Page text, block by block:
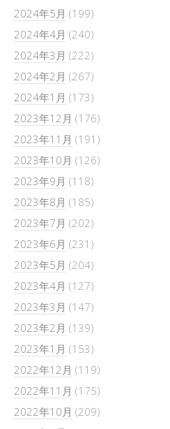
2024年5月 (199)
2024年4月 (240)
2024年3月 (222)
2024年2月 (267)
2024年1月 (173)
2023年12月 (176)
2023年11月 (191)
2023年10月 (126)
2023年9月 (118)
2023年8月 (185)
2023年7月 (202)
2023年6月 (231)
2023年5月 (204)
2023年4月 (127)
2023年3月 (147)
2023年2月 (139)
2023年1月 (153)
2022年12月 (119)
2022年11月 (175)
2022年10月 (209)